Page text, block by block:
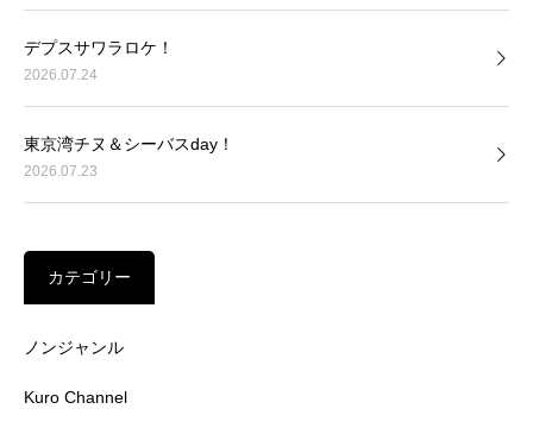
デプスサワラロケ！
2026.07.24
東京湾チヌ＆シーバスday！
2026.07.23
カテゴリー
ノンジャンル
Kuro Channel